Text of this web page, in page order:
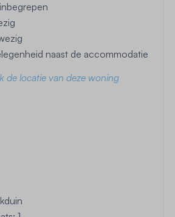
naast de accommodatie
de locatie van deze woning